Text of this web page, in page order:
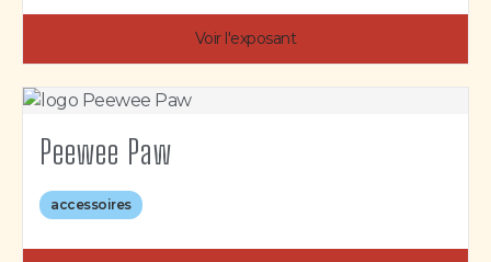
Voir l'exposant
Peewee Paw
accessoires